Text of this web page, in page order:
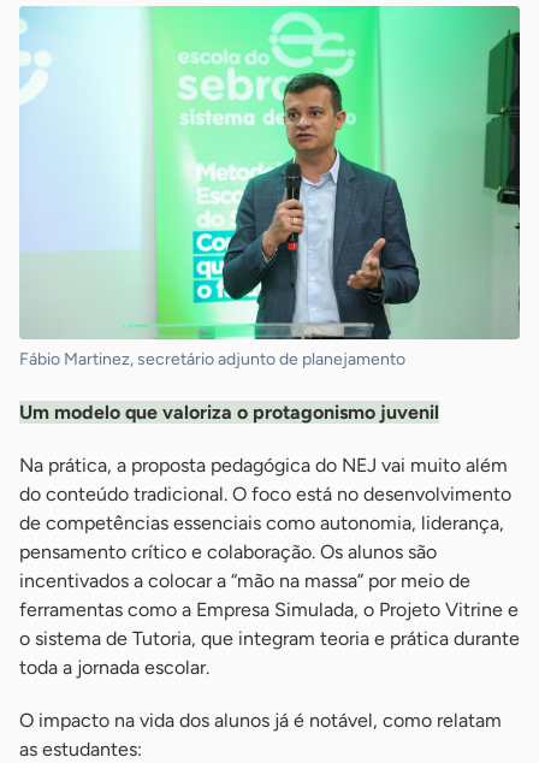
Fábio Martinez, secretário adjunto de planejamento
Um modelo que valoriza o protagonismo juvenil
Na prática, a proposta pedagógica do NEJ vai muito além
do conteúdo tradicional. O foco está no desenvolvimento
de competências essenciais como autonomia, liderança,
pensamento crítico e colaboração. Os alunos são
incentivados a colocar a “mão na massa” por meio de
ferramentas como a Empresa Simulada, o Projeto Vitrine e
o sistema de Tutoria, que integram teoria e prática durante
toda a jornada escolar.
O impacto na vida dos alunos já é notável, como relatam
as estudantes: